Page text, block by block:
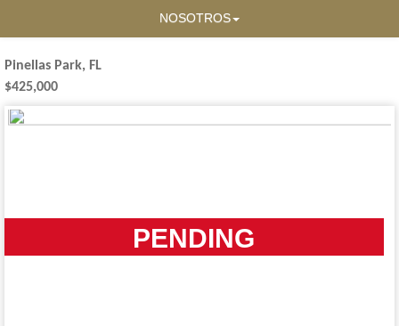
NOSOTROS
Pinellas Park, FL
$425,000
PENDING